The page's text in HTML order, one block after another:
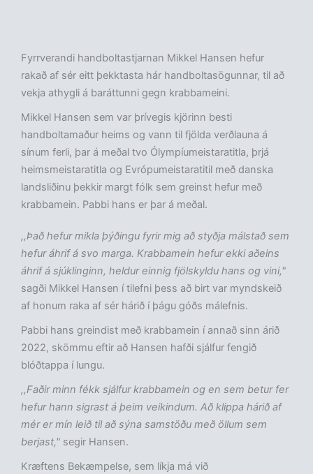
Fyrrverandi handboltastjarnan Mikkel Hansen hefur
rakað af sér eitt þekktasta hár handboltasögunnar, til að
vekja athygli á baráttunni gegn krabbameini.
Mikkel Hansen sem var þrívegis kjörinn besti
handboltamaður heims og vann til fjölda verðlauna á
sínum ferli, þar á meðal tvo Ólympíumeistaratitla, þrjá
heimsmeistaratitla og Evrópumeistaratitil með danska
landsliðinu þekkir margt fólk sem greinst hefur með
krabbamein. Pabbi hans er þar á meðal.
,,Það hefur mikla þýðingu fyrir mig að styðja málstað sem
hefur áhrif á svo marga. Krabbamein hefur ekki aðeins
áhrif á sjúklinginn, heldur einnig fjölskyldu hans og vini,"
sagði Mikkel Hansen í tilefni þess að birt var myndskeið
af honum raka af sér hárið í þágu góðs málefnis.
Pabbi hans greindist með krabbamein í annað sinn árið
2022, skömmu eftir að Hansen hafði sjálfur fengið
blóðtappa í lungu.
,,Faðir minn fékk sjálfur krabbamein og en sem betur fer
hefur hann sigrast á þeim veikindum. Að klippa hárið af
mér er mín leið til að sýna samstöðu með öllum sem
berjast," segir Hansen.
Kræftens Bekæmpelse, sem líkja má við